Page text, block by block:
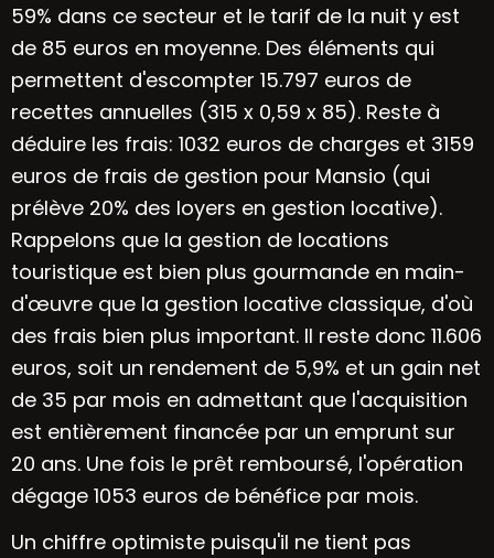
59% dans ce secteur et le tarif de la nuit y est
de 85 euros en moyenne. Des éléments qui
permettent d'escompter 15.797 euros de
recettes annuelles (315 x 0,59 x 85). Reste à
déduire les frais: 1032 euros de charges et 3159
euros de frais de gestion pour Mansio (qui
prélève 20% des loyers en gestion locative).
Rappelons que la gestion de locations
touristique est bien plus gourmande en main-
d'œuvre que la gestion locative classique, d'où
des frais bien plus important. Il reste donc 11.606
euros, soit un rendement de 5,9% et un gain net
de 35 par mois en admettant que l'acquisition
est entièrement financée par un emprunt sur
20 ans. Une fois le prêt remboursé, l'opération
dégage 1053 euros de bénéfice par mois.
Un chiffre optimiste puisqu'il ne tient pas